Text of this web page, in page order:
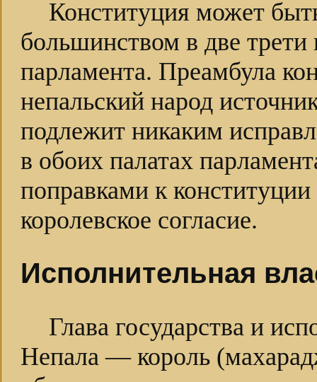
Конституция может
большинством в две
парламента. Преамбула
непальский народ
подлежит никаким
в обоих палатах
поправками к
королевское согласие.
Исполнительная
Глава государства и
Непала — король